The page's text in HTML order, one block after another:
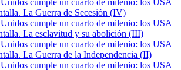
Unidos cumple un cuarto de milenio: los USA
La Guerra de Secesión (IV)
Unidos cumple un cuarto de milenio: los USA
La esclavitud y su abolición (III)
Unidos cumple un cuarto de milenio: los USA
La Guerra de la Independencia (II)
Unidos cumple un cuarto de milenio: los USA